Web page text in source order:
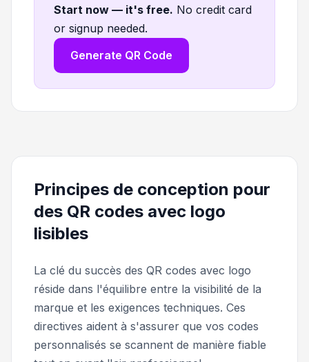
Start now — it's free. No credit card
or signup needed.
Generate QR Code
Principes de conception pour
des QR codes avec logo
lisibles
La clé du succès des QR codes avec logo
réside dans l'équilibre entre la visibilité de la
marque et les exigences techniques. Ces
directives aident à s'assurer que vos codes
personnalisés se scannent de manière fiable